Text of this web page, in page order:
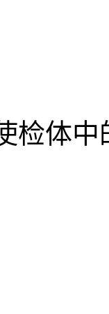
检体